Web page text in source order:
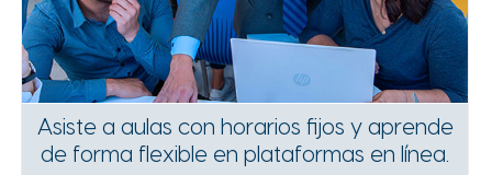
Asiste a aulas con horarios fijos y aprende
de forma flexible en plataformas en línea.